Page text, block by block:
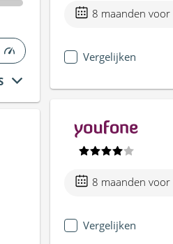
8 maanden voor
Vergelijken
8 maanden voor
Vergelijken